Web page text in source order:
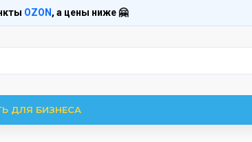
OZON , а цены ниже 🤗
ДЛЯ БИЗНЕСА